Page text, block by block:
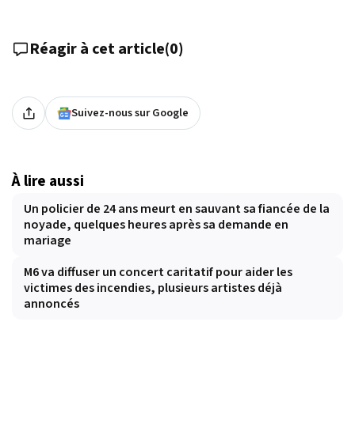
Réagir à cet article(0)
Suivez-nous sur Google
À lire aussi
Un policier de 24 ans meurt en sauvant sa fiancée de la
noyade, quelques heures après sa demande en
mariage
M6 va diffuser un concert caritatif pour aider les
victimes des incendies, plusieurs artistes déjà
annoncés